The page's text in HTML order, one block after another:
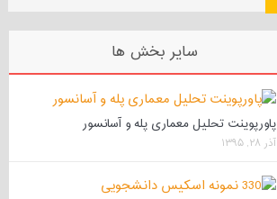
سایر بخش ها
پاورپوینت تحلیل معماری پله و آسانسور
آذر ۲۸, ۱۳۹۵